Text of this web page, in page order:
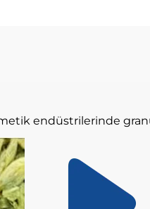
endüstrilerinde